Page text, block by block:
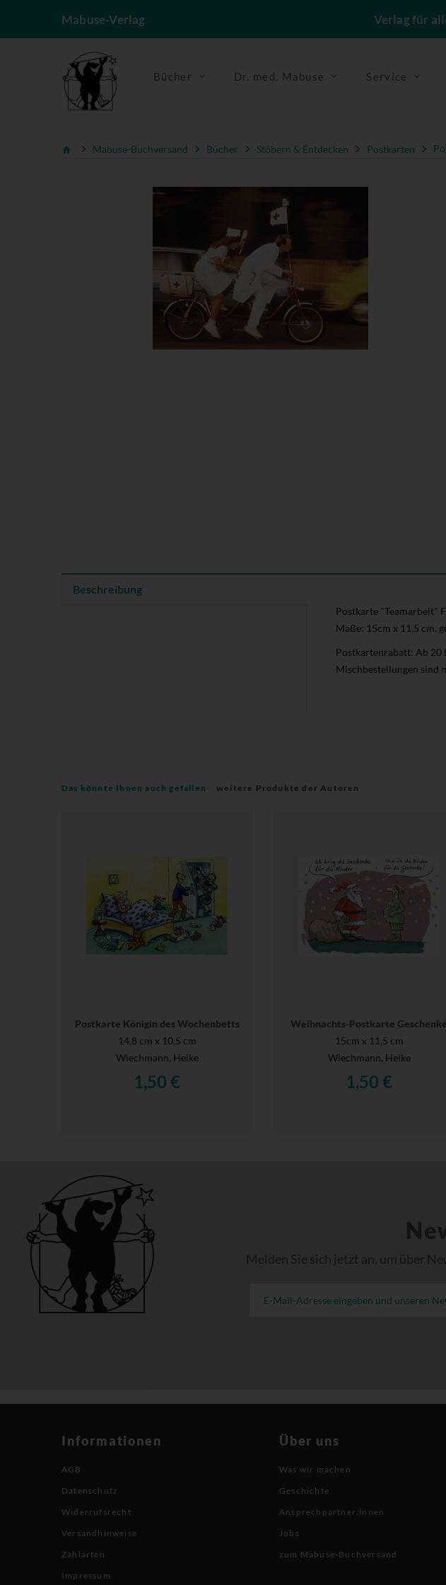
Mabuse-Verlag Verlag für
Bücher Dr. med. Mabuse Service
Mabuse-Buchversand Bücher Stöbern & Entdecken Postkarten
Beschreibung
Postkarte "Teamarbeit"
Maße: 15cm x 11,5 cm,
Postkartenrabatt: Ab 20
Mischbestellungen sind
Das könnte Ihnen auch gefallen weitere Produkte der Autoren
Postkarte Königin des Wochenbetts
14,8 cm x 10,5 cm
Wiechmann, Heike
1,50 €
Weihnachts-Postkarte Geschenke
15cm x 11,5 cm
Wiechmann, Heike
1,50 €
Melden Sie sich jetzt an, um über
Informationen
AGB
Datenschutz
Widerrufsrecht
Versandhinweise
Zahlarten
Impressum
Über uns
Was wir machen
Geschichte
Ansprechpartner:innen
Jobs
zum Mabuse-Buchversand